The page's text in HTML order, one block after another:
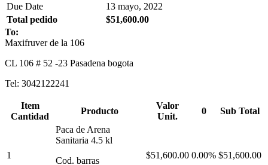
Due Date
13 mayo, 2022
Total pedido
$51,600.00
To:
Maxifruver de la 106
CL 106 # 52 -23 Pasadena bogota
Tel: 3042122241
Item
Cantidad
Producto
Valor
Unit.
0 Sub Total
1
Paca de Arena
Sanitaria 4.5 kl
Cod. barras
$51,600.00 0.00% $51,600.00